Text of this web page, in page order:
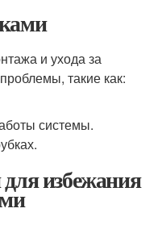
и ухода за
такие как:
системы.
избежания